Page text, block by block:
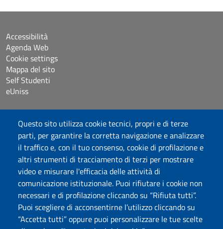
Questo sito utilizza cookie tecnici, propri e di terze
parti, per garantire la corretta navigazione e analizzare
il traffico e, con il tuo consenso, cookie di profilazione e
altri strumenti di tracciamento di terzi per mostrare
video e misurare l'efficacia delle attività di
comunicazione istituzionale. Puoi rifiutare i cookie non
necessari e di profilazione cliccando su “Rifiuta tutti”.
Puoi scegliere di acconsentirne l’utilizzo cliccando su
“Accetta tutti” oppure puoi personalizzare le tue scelte
Università degli Studi di Sassari
Struttura di Raccordo
Facoltà di Medicina e Chirurgia
Accessibilità
Agenda Web
Cookie settings
Mappa del sito
Self Studenti
eUniss
Dichiarazione di accessibilità
Posta elettronica @uniss.it
Protocollo
Seguici su